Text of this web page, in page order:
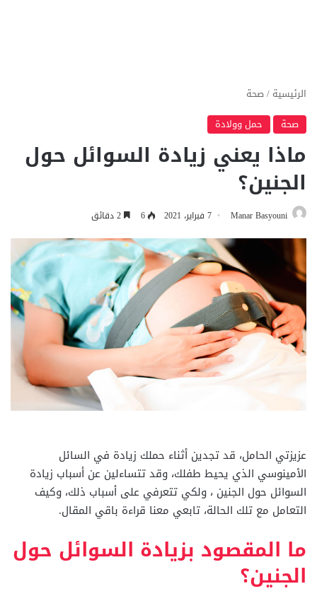
الرئيسية /صحة
صحة
حمل وولادة
ماذا يعني زيادة السوائل حول
الجنين؟
Manar Basyouni 7 فبراير، 2021 6
عزيزتي الحامل، قد تجدين أثناء حملك زيادة في السائل
الأمينوسي الذي يحيط طفلك، وقد تتساءلين عن أسباب زيادة
السوائل حول الجنين ، ولكي تتعرفي على أسباب ذلك، وكيف
التعامل مع تلك الحالة، تابعي معنا قراءة باقي المقال.
ما المقصود بزيادة السوائل حول
الجنين؟